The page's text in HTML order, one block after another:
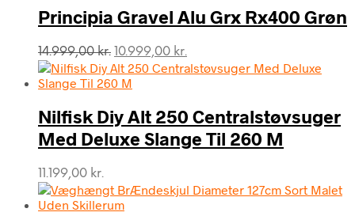
Principia Gravel Alu Grx Rx400 Grøn
14.999,00kr. Den
oprindelige
pris
14.999,00 kr..
10.999,00 kr.
aktuelle
10.999,00 kr..
Nilfisk Diy Alt 250 Centralstøvsuger
Med Deluxe Slange Til 260 M
11.199,00 kr.